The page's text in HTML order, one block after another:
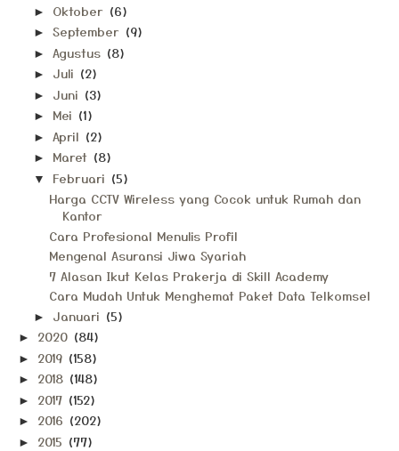
► Oktober (6)
► September (9)
► Agustus (8)
► Juli (2)
► Juni (3)
► Mei (1)
► April (2)
► Maret (8)
▼ Februari (5)
Harga CCTV Wireless yang Cocok untuk Rumah dan
Kantor
Cara Profesional Menulis Profil
Mengenal Asuransi Jiwa Syariah
7 Alasan Ikut Kelas Prakerja di Skill Academy
Cara Mudah Untuk Menghemat Paket Data Telkomsel
► Januari (5)
► 2020 (84)
► 2019 (158)
► 2018 (148)
► 2017 (152)
► 2016 (202)
► 2015 (77)